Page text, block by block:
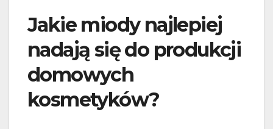
Jakie miody najlepiej
nadają się do produkcji
domowych
kosmetyków?